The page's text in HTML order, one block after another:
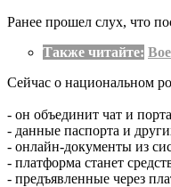
Ранее прошел слух, что
Также читайте:
Сейчас о национальном
- он объединит чат и
- данные паспорта и
- онлайн-документы из
- платформа станет
- предъявленные через